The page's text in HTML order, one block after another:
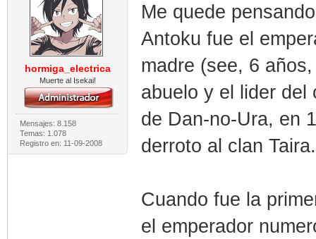
hormiga_electrica
Muerte al Isekai!
Mensajes: 8.158
Temas: 1.078
Registro en: 11-09-2008
Me quede
Antoku fue el
madre (see, 6
abuelo y el lider
de Dan-no-Ura, en
derroto al clan
Cuando fue la
el emperador